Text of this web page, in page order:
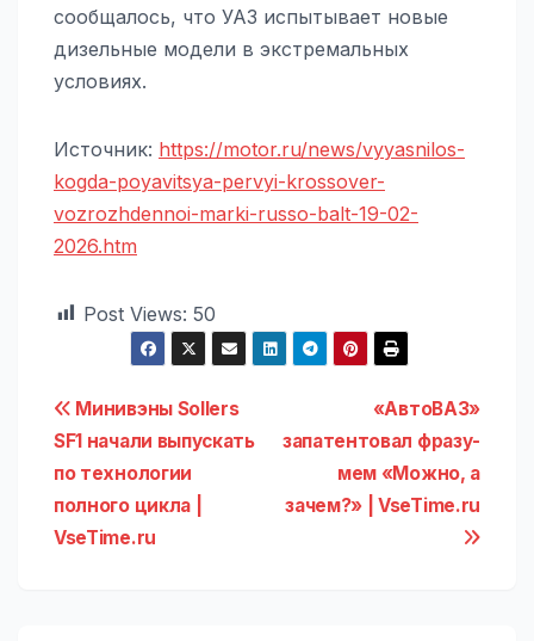
сообщалось, что УАЗ испытывает новые
дизельные модели в экстремальных
условиях.
Источник: https://motor.ru/news/vyyasnilos-
kogda-poyavitsya-pervyi-krossover-
vozrozhdennoi-marki-russo-balt-19-02-
2026.htm
Post Views: 50
Навигация
по
записям
«АвтоВАЗ»
запатентовал фразу-
мем «Можно, а
зачем?» | VseTime.ru
Минивэны Sollers
SF1 начали выпускать
по технологии
полного цикла |
VseTime.ru